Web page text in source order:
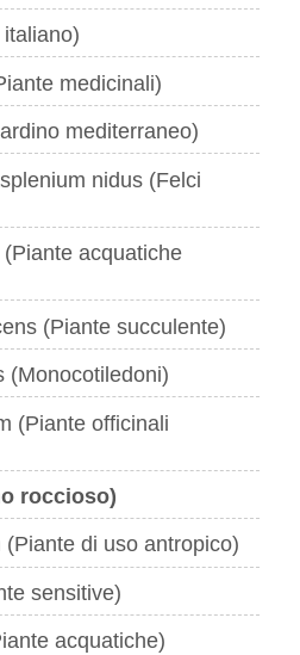
medicinali)
mediterraneo)
nidus (Felci
acquatiche
(Piante succulente)
(Monocotiledoni)
(Piante officinali
roccioso)
di uso antropico)
sensitive)
acquatiche)